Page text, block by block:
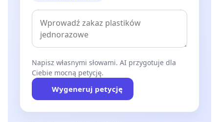
Napisz własnymi słowami. AI przygotuje dla
Ciebie mocną petycję.
Wygeneruj petycję